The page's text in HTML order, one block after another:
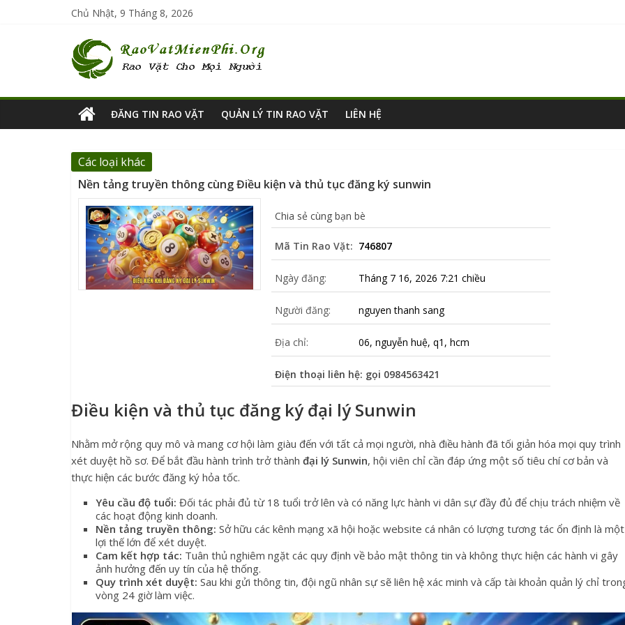
Chủ Nhật, 9 Tháng 8, 2026
ĐĂNG TIN RAO VẶT QUẢN LÝ TIN RAO VẶT LIÊN HỆ
Các loại khác
Nền tảng truyền thông cùng Điều kiện và thủ tục đăng ký sunwin
Chia sẻ cùng bạn bè
Mã Tin Rao Vặt: 746807
Ngày đăng: Tháng 7 16, 2026 7:21 chiều
Người đăng: nguyen thanh sang
Địa chỉ: 06, nguyễn huệ, q1, hcm
Điện thoại liên hệ: gọi 0984563421
Điều kiện và thủ tục đăng ký đại lý Sunwin
Nhằm mở rộng quy mô và mang cơ hội làm giàu đến với tất cả mọi người, nhà điều hành đã tối giản hóa mọi quy trình
xét duyệt hồ sơ. Để bắt đầu hành trình trở thành đại lý Sunwin, hội viên chỉ cần đáp ứng một số tiêu chí cơ bản và
thực hiện các bước đăng ký hỏa tốc.
Yêu cầu độ tuổi: Đối tác phải đủ từ 18 tuổi trở lên và có năng lực hành vi dân sự đầy đủ để chịu trách nhiệm về
các hoạt động kinh doanh.
Nền tảng truyền thông: Sở hữu các kênh mạng xã hội hoặc website cá nhân có lượng tương tác ổn định là một
lợi thế lớn để xét duyệt.
Cam kết hợp tác: Tuân thủ nghiêm ngặt các quy định về bảo mật thông tin và không thực hiện các hành vi gây
ảnh hưởng đến uy tín của hệ thống.
Quy trình xét duyệt: Sau khi gửi thông tin, đội ngũ nhân sự sẽ liên hệ xác minh và cấp tài khoản quản lý chỉ
vòng 24 giờ làm việc.